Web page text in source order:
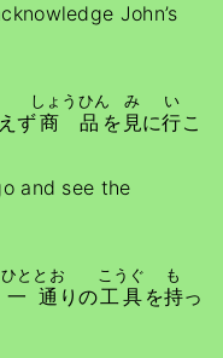
John’s
ず商品
しょうひん
を 見
み
に行
い
こ
and see the
一通
ひととお
りの工具
こうぐ
を持
も
っ